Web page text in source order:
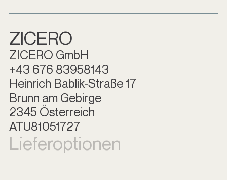
ZICERO
ZICERO GmbH
+43 676 83958143
Heinrich Bablik-Straße 17
Brunn am Gebirge
2345 Österreich
ATU81051727
Lieferoptionen